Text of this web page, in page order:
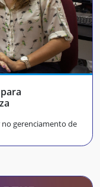
no gerenciamento de